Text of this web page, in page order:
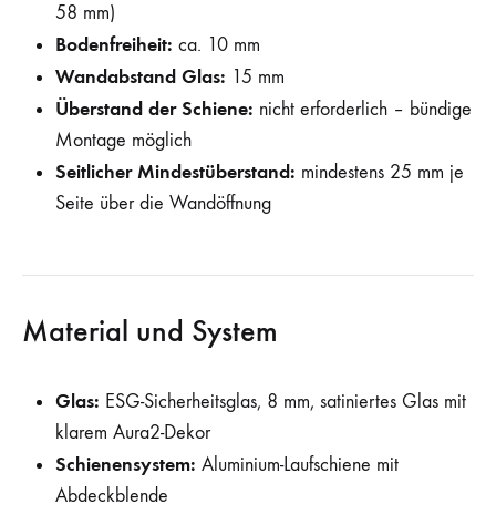
58 mm)
Bodenfreiheit: ca. 10 mm
Wandabstand Glas: 15 mm
Überstand der Schiene: nicht erforderlich – bündige
Montage möglich
Seitlicher Mindestüberstand: mindestens 25 mm je
Seite über die Wandöffnung
Material und System
Glas: ESG-Sicherheitsglas, 8 mm, satiniertes Glas mit
klarem Aura2-Dekor
Schienensystem: Aluminium-Laufschiene mit
Abdeckblende